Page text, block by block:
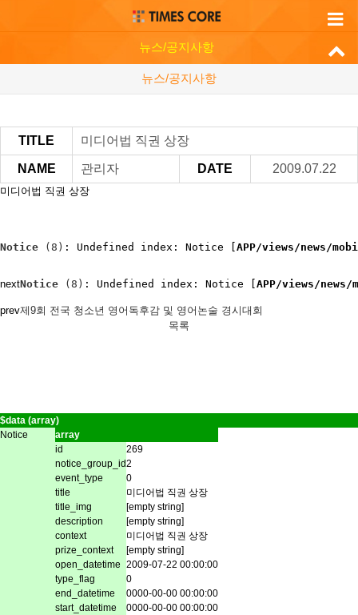
뉴스/공지사항
뉴스/공지사항
TITLE 미디어법 직권 상장
NAME 관리자 DATE 2009.07.22
미디어법 직권 상장
Notice (8) : Undefined index: Notice [ APP/views/news/
nextNotice (8) : Undefined index: Notice [ APP/views/
prev제9회 전국 청소년 영어독후감 및 영어논술 경시대회
목록
$data (array)
Notice
array
id
269
notice_group_id2
event_type
0
title
미디어법 직권 상장
title_img
[empty string]
description
[empty string]
context
미디어법 직권 상장
prize_context
[empty string]
open_datetime 2009-07-22 00:00:00
type_flag
0
end_datetime
0000-00-00 00:00:00
start_datetime
0000-00-00 00:00:00